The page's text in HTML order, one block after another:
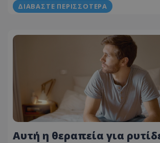
ΔΙΑΒΆΣΤΕ ΠΕΡΙΣΣΌΤΕΡΑ
Αυτή η θεραπεία για